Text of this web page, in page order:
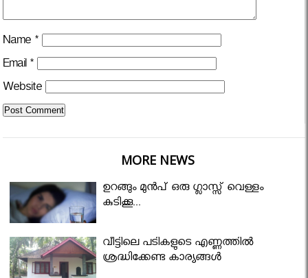
Name *
Email *
Website
MORE NEWS
ഉറങ്ങും മുന്‍പ് ഒരു ഗ്ലാസ്സ് വെള്ളം
കുടിക്കൂ...
വീട്ടിലെ പടികളുടെ എണ്ണത്തിൽ
ശ്രദ്ധിക്കേണ്ട കാര്യങ്ങൾ